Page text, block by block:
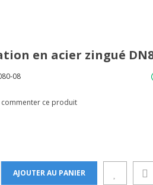
en acier zingué
08
commenter ce produit
AJOUTER AU PANIER